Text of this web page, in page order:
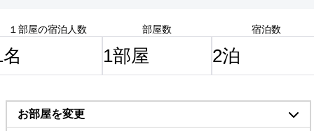
１部屋の宿泊人数 部屋数 宿泊数
お部屋を変更